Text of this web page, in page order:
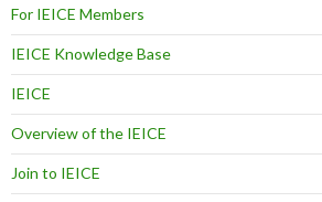
For IEICE Members
IEICE Knowledge Base
IEICE
Overview of the IEICE
Join to IEICE